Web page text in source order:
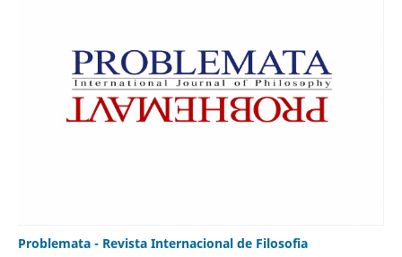
Problemata - Revista Internacional de Filosofia